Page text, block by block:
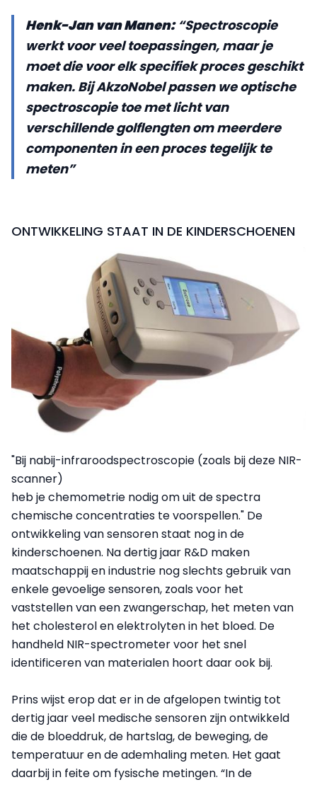
Henk-Jan van Manen:“Spectroscopie
werkt voor veel toepassingen, maar je
moet die voor elk specifiek proces geschikt
maken. Bij AkzoNobel passen we optische
spectroscopie toe met licht van
verschillende golflengten om meerdere
componenten in een proces tegelijk te
meten”
ONTWIKKELING STAAT IN DE KINDERSCHOENEN
"Bij nabij-infrarood­spectroscopie (zoals bij deze NIR-
scanner)
heb je chemometrie nodig om uit de spectra
chemische concentraties te voorspellen." De
ontwikkeling van sensoren staat nog in de
kinderschoenen. Na dertig jaar R&D maken
maatschappij en industrie nog slechts gebruik van
enkele gevoelige sensoren, zoals voor het
vaststellen van een zwangerschap, het meten van
het cholesterol en elektrolyten in het bloed. De
handheld NIR-spectrometer voor het snel
identificeren van materialen hoort daar ook bij.
Prins wijst erop dat er in de afgelopen twintig tot
dertig jaar veel medische sensoren zijn ontwikkeld
die de bloeddruk, de hartslag, de beweging, de
temperatuur en de ademhaling meten. Het gaat
daarbij in feite om fysische metingen. “In de